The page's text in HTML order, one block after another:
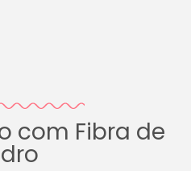
com Fibra de